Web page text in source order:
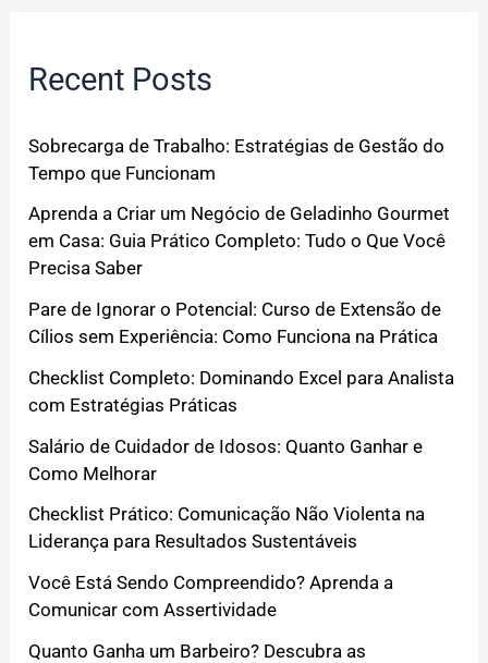
Recent Posts
Sobrecarga de Trabalho: Estratégias de Gestão do
Tempo que Funcionam
Aprenda a Criar um Negócio de Geladinho Gourmet
em Casa: Guia Prático Completo: Tudo o Que Você
Precisa Saber
Pare de Ignorar o Potencial: Curso de Extensão de
Cílios sem Experiência: Como Funciona na Prática
Checklist Completo: Dominando Excel para Analista
com Estratégias Práticas
Salário de Cuidador de Idosos: Quanto Ganhar e
Como Melhorar
Checklist Prático: Comunicação Não Violenta na
Liderança para Resultados Sustentáveis
Você Está Sendo Compreendido? Aprenda a
Comunicar com Assertividade
Quanto Ganha um Barbeiro? Descubra as